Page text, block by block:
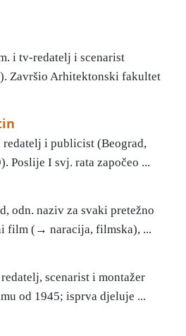
i tv-redatelj i scenarist
Završio Arhitektonski fakultet
i publicist (Beograd,
Poslije I svj. rata započeo ...
odn. naziv za svaki pretežno
film (→ naracija, filmska), ...
scenarist i montažer
od 1945; isprva djeluje ...